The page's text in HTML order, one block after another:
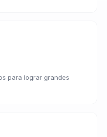
para lograr grandes